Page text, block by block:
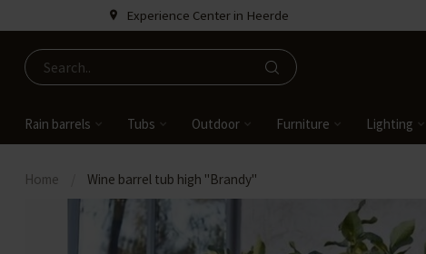
Experience Center in Heerde
Rain barrels Tubs Outdoor Furniture Lighting
Home Wine barrel tub high "Brandy"